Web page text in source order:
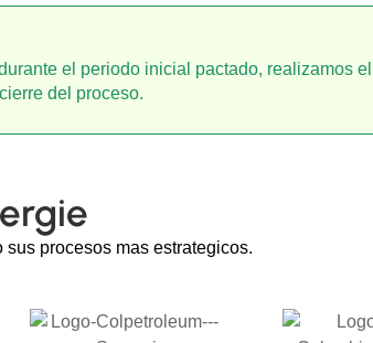
el periodo inicial pactado, realizamos
del proceso.
procesos mas estrategicos.